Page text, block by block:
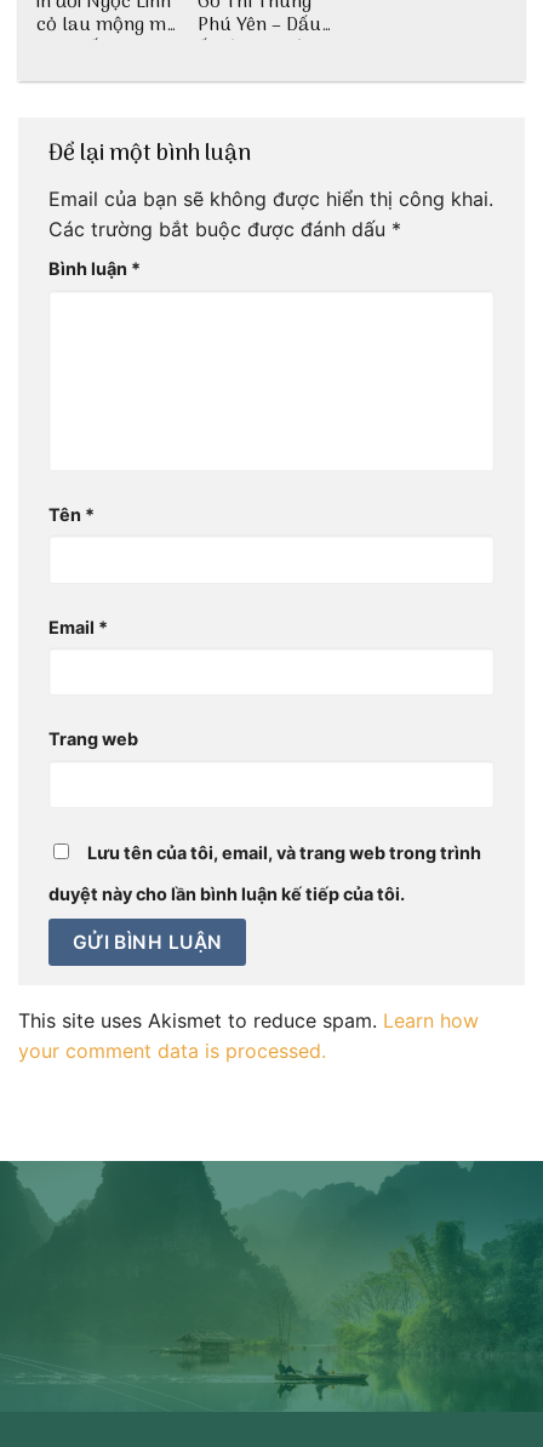
cỏ lau mộng mơ
tại Huế nè bạn
Phú Yên – Dấu
ấn lịch sử còn
Để lại một bình luận
Email của bạn sẽ không được hiển thị công khai.
Các trường bắt buộc được đánh dấu *
Bình luận *
Tên *
Email *
Trang web
Lưu tên của tôi, email, và trang web trong trình
duyệt này cho lần bình luận kế tiếp của tôi.
This site uses Akismet to reduce spam. Learn how
your comment data is processed.